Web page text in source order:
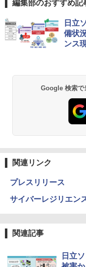
編集部のおすすめ記
日立
備状
ンス
Google 検索で
関連リンク
プレスリリース
サイバーレジリエン
関連記事
日立